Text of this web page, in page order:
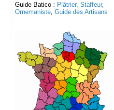
Guide Batico : Plâtrier, Staffeur,
Ornemaniste, Guide des Artisans